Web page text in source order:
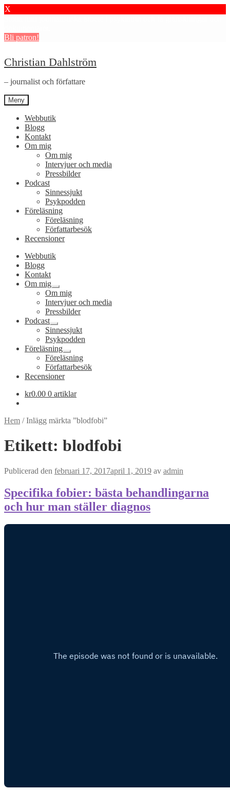
X
Bli patron!
Hoppa
till
navigering
Hoppa
till
innehåll
Christian Dahlström
– journalist och författare
Meny
Webbutik
Blogg
Kontakt
Om mig
Om mig
Intervjuer och media
Pressbilder
Podcast
Sinnessjukt
Psykpodden
Föreläsning
Föreläsning
Författarbesök
Recensioner
Webbutik
Blogg
Kontakt
Om mig
Expandera
undermeny
Om mig
Intervjuer och media
Pressbilder
Podcast
Expandera
undermeny
Sinnessjukt
Psykpodden
Föreläsning
Expandera
undermeny
Föreläsning
Författarbesök
Recensioner
kr0.00 0 artiklar
Hem /Inlägg märkta ”blodfobi”
Etikett: blodfobi
Publicerad den februari 17, 2017april 1, 2019 av admin
Specifika fobier: bästa behandlingarna
och hur man ställer diagnos